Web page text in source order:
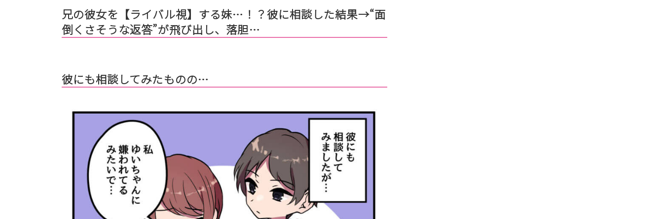
兄の彼女を【ライバル視】する妹…！？彼に相談した結果→“面
倒くさそうな返答”が飛び出し、落胆…
彼にも相談してみたものの…